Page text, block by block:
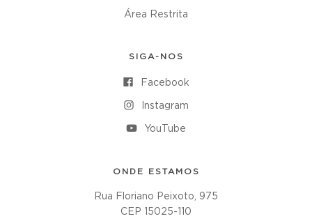
Área Restrita
SIGA-NOS
Facebook
Instagram
YouTube
ONDE ESTAMOS
Rua Floriano Peixoto, 975
CEP 15025-110